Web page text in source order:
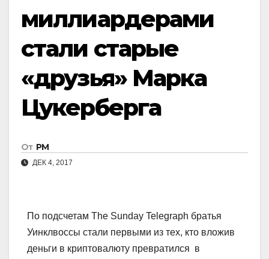
миллиардерами
стали старые
«друзья» Марка
Цукерберга
От РМ
ДЕК 4, 2017
По подсчетам The Sunday Telegraph братья
Уинклвоссы стали первыми из тех, кто вложив
деньги в криптовалюту превратился в